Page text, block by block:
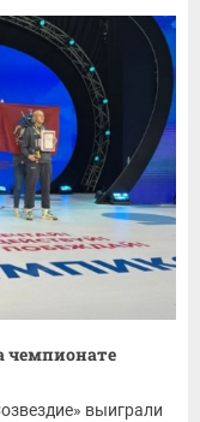
чемпионате
выиграли